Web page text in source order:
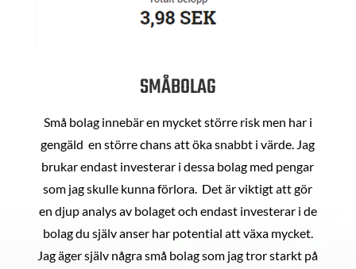
SMÅBOLAG
Små bolag innebär en mycket större risk men har i
gengäld en större chans att öka snabbt i värde. Jag
brukar endast investerar i dessa bolag med pengar
som jag skulle kunna förlora. Det är viktigt att gör
en djup analys av bolaget och endast investerar i de
bolag du själv anser har potential att växa mycket.
Jag äger själv några små bolag som jag tror starkt på